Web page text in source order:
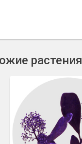
растения